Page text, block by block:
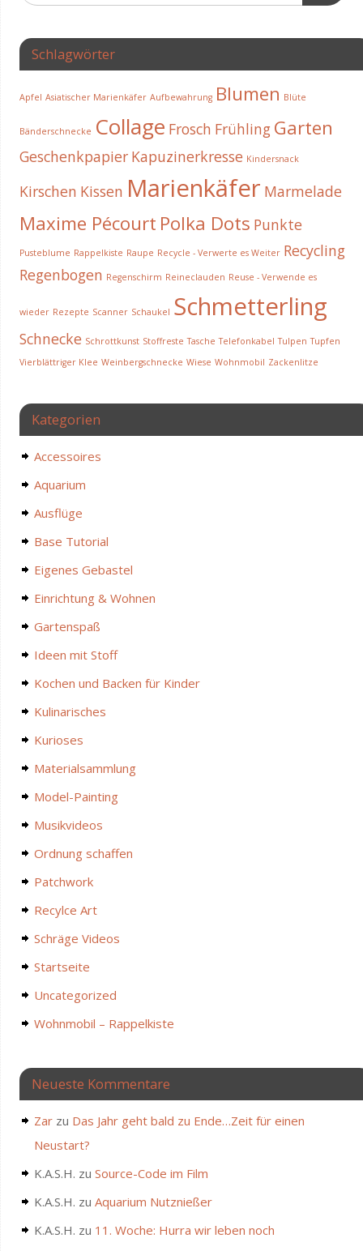
Schlagwörter
Apfel Asiatischer Marienkäfer Aufbewahrung Blumen Blüte
Bänderschnecke Collage Frosch Frühling Garten
Geschenkpapier Kapuzinerkresse Kindersnack
Kirschen Kissen Marienkäfer Marmelade
Maxime Pécourt Polka Dots Punkte
Pusteblume Rappelkiste Raupe Recycle - Verwerte es Weiter Recycling
Regenbogen Regenschirm Reineclauden Reuse - Verwende es
wieder Rezepte Scanner Schaukel Schmetterling
Schnecke Schrottkunst Stoffreste Tasche Telefonkabel Tulpen Tupfen
Vierblättriger Klee Weinbergschnecke Wiese Wohnmobil Zackenlitze
Kategorien
Accessoires
Aquarium
Ausflüge
Base Tutorial
Eigenes Gebastel
Einrichtung & Wohnen
Gartenspaß
Ideen mit Stoff
Kochen und Backen für Kinder
Kulinarisches
Kurioses
Materialsammlung
Model-Painting
Musikvideos
Ordnung schaffen
Patchwork
Recylce Art
Schräge Videos
Startseite
Uncategorized
Wohnmobil – Rappelkiste
Neueste Kommentare
Zarzu Das Jahr geht bald zu Ende…Zeit für einen
Neustart?
K.A.S.H. zu Source-Code im Film
K.A.S.H. zu Aquarium Nutznießer
K.A.S.H. zu 11. Woche: Hurra wir leben noch